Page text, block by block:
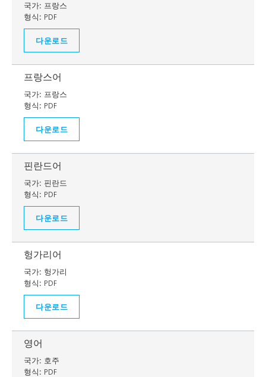
국가: 프랑스
형식: PDF
다운로드
프랑스어
국가: 프랑스
형식: PDF
다운로드
핀란드어
국가: 핀란드
형식: PDF
다운로드
헝가리어
국가: 헝가리
형식: PDF
다운로드
영어
국가: 호주
형식: PDF